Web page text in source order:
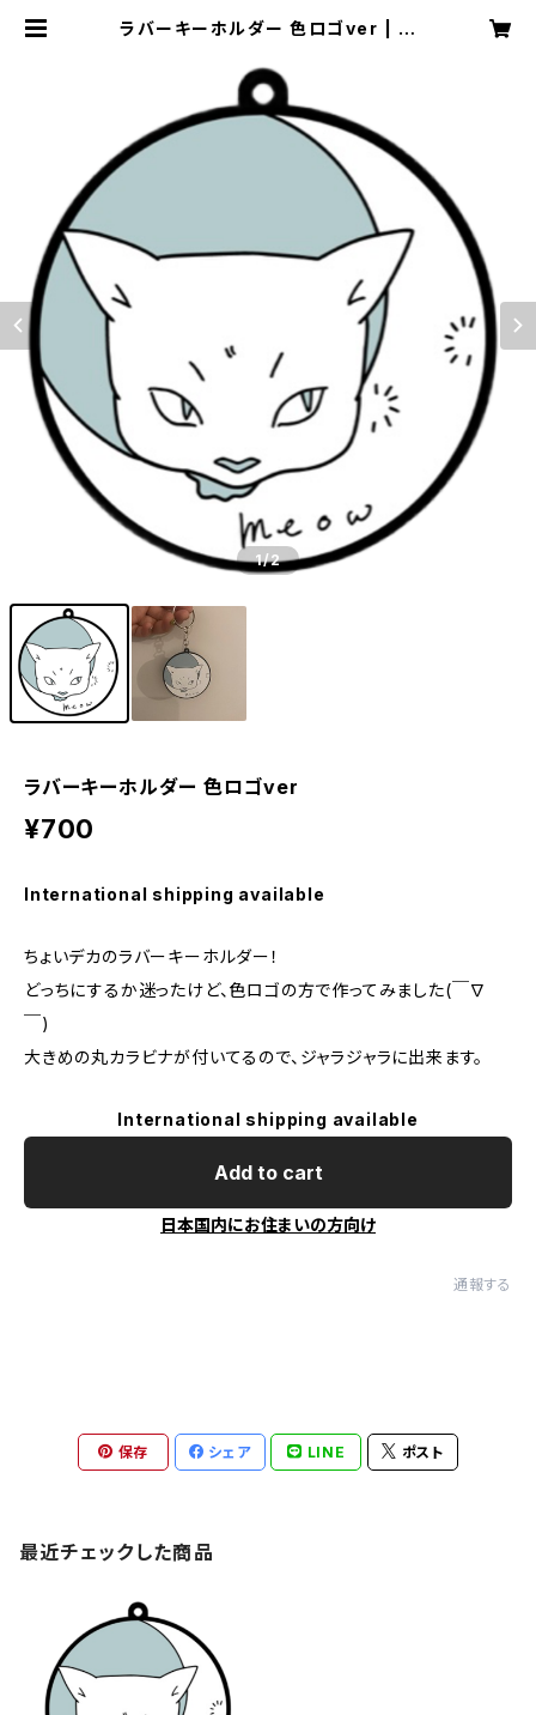
ラバーキーホルダー 色ロゴver | m
1/2
ラバーキーホルダー 色ロゴver
¥700
International shipping available
ちょいデカのラバーキーホルダー！
どっちにするか迷ったけど、色ロゴの方で作ってみました(￣∇
￣)
大きめの丸カラビナが付いてるので、ジャラジャラに出来ます。
International shipping available
Add to cart
日本国内にお住まいの方向け
通報する
保存 シェア LINE ポスト
最近チェックした商品